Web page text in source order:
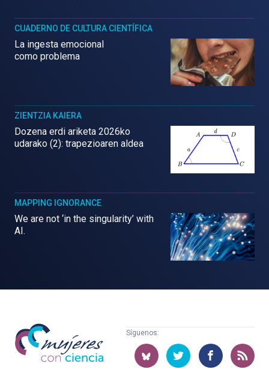
CUADERNO DE CULTURA CIENTÍFICA
La ingesta emocional
como problema
ZIENTZIA KAIERA
Dozena erdi ariketa 2026ko
udarako (2): trapezioaren aldea
MAPPING IGNORANCE
We are not ‘in the singularity’ with
AI.
Mujeres
con
ciencia
Síguenos: